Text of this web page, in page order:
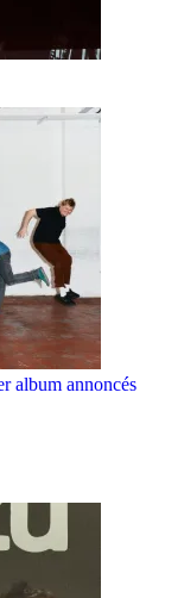
album annoncés